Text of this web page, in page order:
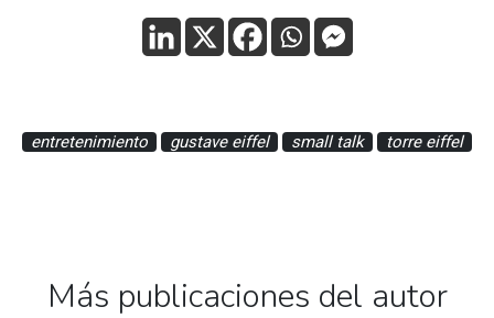
entretenimiento gustave eiffel small talk torre eiffel
Más publicaciones del autor